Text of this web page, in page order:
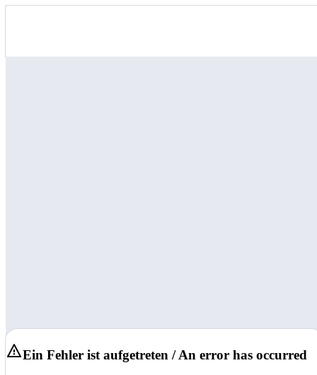
Ein Fehler ist aufgetreten / An error has occurred